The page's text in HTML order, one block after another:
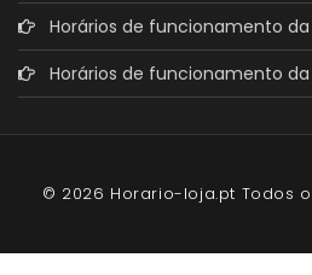
Horários de funcionamento
Horários de funcionamento da
© 2026 Horario-loja.pt Todos